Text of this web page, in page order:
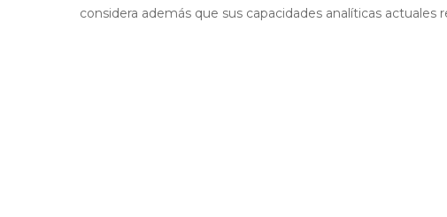
considera además que sus capacidades analíticas